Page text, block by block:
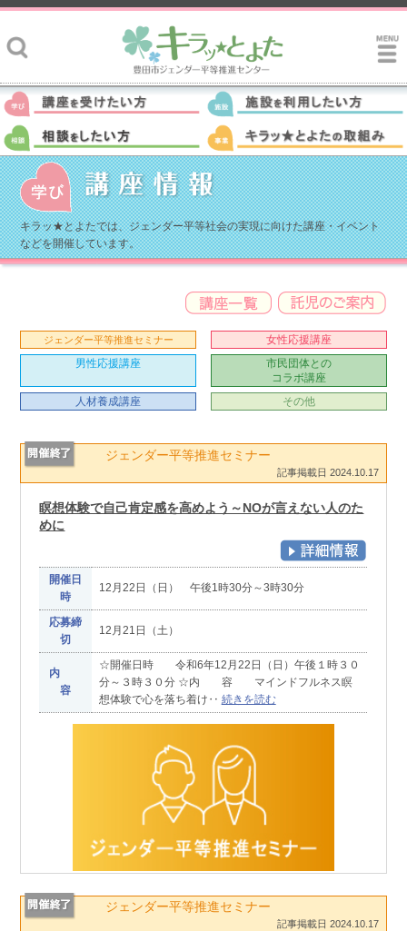
キラッ★とよたでは、ジェンダー平等社会の実現に向けた講座・イベント
などを開催しています。
ジェンダー平等推進セミナー
女性応援講座
男性応援講座
市民団体との
コラボ講座
人材養成講座
その他
ジェンダー平等推進セミナー
記事掲載日 2024.10.17
瞑想体験で自己肯定感を高めよう～NOが言えない人のた
めに
開催日
時
12月22日（日） 午後1時30分～3時30分
応募締
切
12月21日（土）
内
容
☆開催日時 令和6年12月22日（日）午後１時３０
分～３時３０分 ☆内 容 マインドフルネス瞑
想体験で心を落ち着け‥ 続きを読む
ジェンダー平等推進セミナー
記事掲載日 2024.10.17